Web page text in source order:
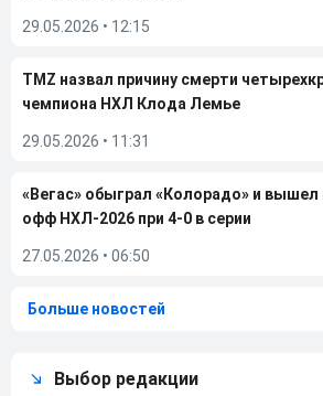
29.05.2026 • 12:15
TMZ назвал причину смерти
чемпиона НХЛ Клода Лемье
29.05.2026 • 11:31
«Вегас» обыграл «Колорадо» и вышел
офф НХЛ-2026 при 4-0 в серии
27.05.2026 • 06:50
Больше новостей
Выбор редакции